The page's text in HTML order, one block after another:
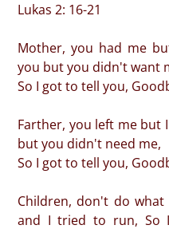
Lukas 2: 16-21
Mother, you had me
you but you didn't want
So I got to tell you,
Farther, you left me but
but you didn't need me,
So I got to tell you,
Children, don't do
and I tried to run, So